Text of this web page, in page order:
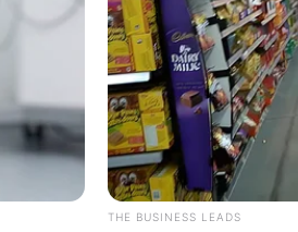
(Wümme):
und im Umland, die auf allen
THE BUSINESS LEADS